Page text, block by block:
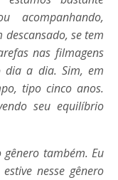
acompanhando,
descansado, se tem
nas filmagens
dia a dia. Sim, em
tipo cinco anos.
seu equilíbrio
também. Eu
nesse gênero